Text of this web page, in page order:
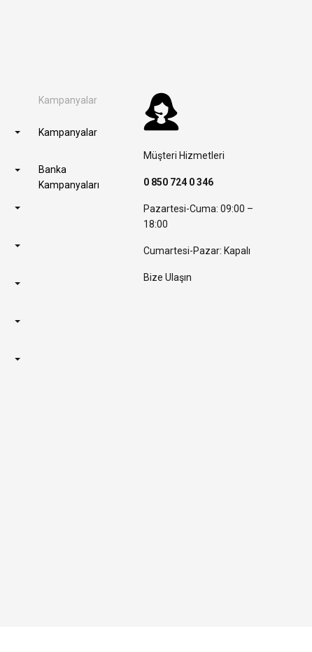
Kampanyalar
Kampanyalar
Banka
Kampanyaları
Müşteri Hizmetleri
0 850 724 0 346
Pazartesi-Cuma: 09:00 –
18:00
Cumartesi-Pazar: Kapalı
Bize Ulaşın